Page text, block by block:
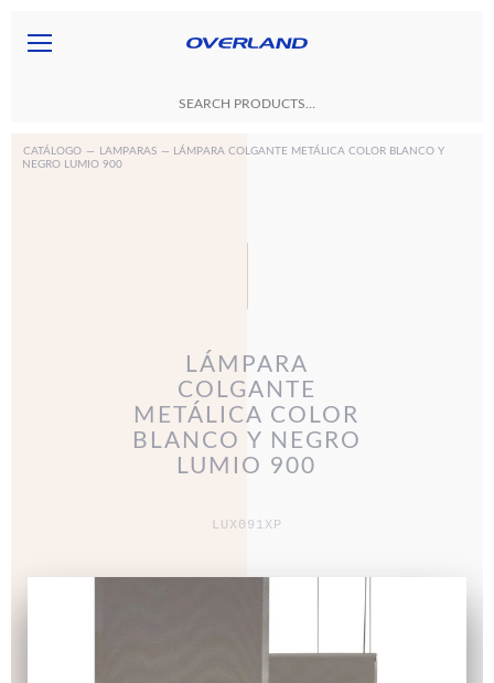
CATÁLOGO — LAMPARAS — LÁMPARA COLGANTE METÁLICA COLOR BLANCO Y
NEGRO LUMIO 900
LÁMPARA
COLGANTE
METÁLICA COLOR
BLANCO Y NEGRO
LUMIO 900
LUX091XP